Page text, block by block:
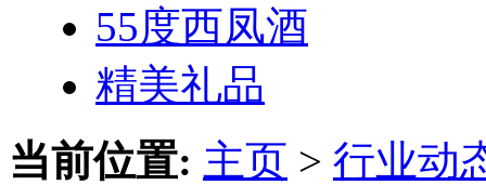
55度西凤酒
精美礼品
当前位置: 主页 > 行业动